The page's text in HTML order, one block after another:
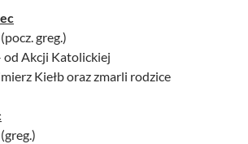
greg.)
od Akcji Katolickiej
Kiełb oraz zmarli rodzice